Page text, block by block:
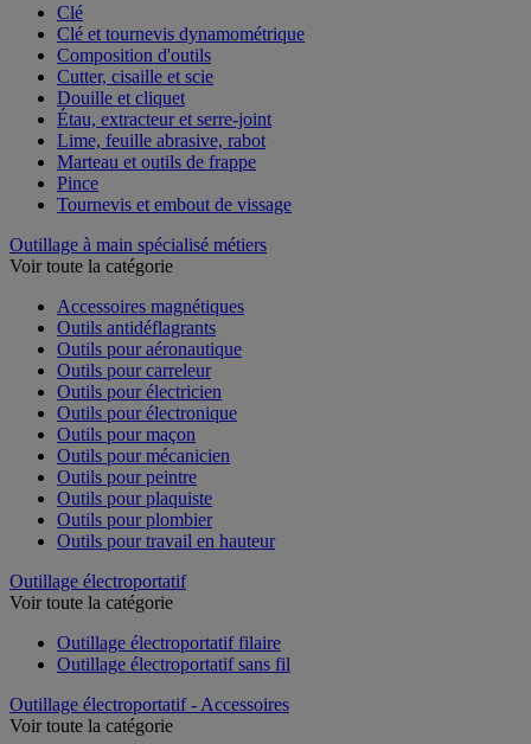
Clé
Clé et tournevis dynamométrique
Composition d'outils
Cutter, cisaille et scie
Douille et cliquet
Étau, extracteur et serre-joint
Lime, feuille abrasive, rabot
Marteau et outils de frappe
Pince
Tournevis et embout de vissage
Outillage à main spécialisé métiers
Voir toute la catégorie
Accessoires magnétiques
Outils antidéflagrants
Outils pour aéronautique
Outils pour carreleur
Outils pour électricien
Outils pour électronique
Outils pour maçon
Outils pour mécanicien
Outils pour peintre
Outils pour plaquiste
Outils pour plombier
Outils pour travail en hauteur
Outillage électroportatif
Voir toute la catégorie
Outillage électroportatif filaire
Outillage électroportatif sans fil
Outillage électroportatif - Accessoires
Voir toute la catégorie